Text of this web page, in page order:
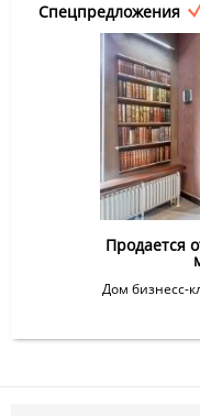
Спецпредложения
Продается
Дом бизнесс-